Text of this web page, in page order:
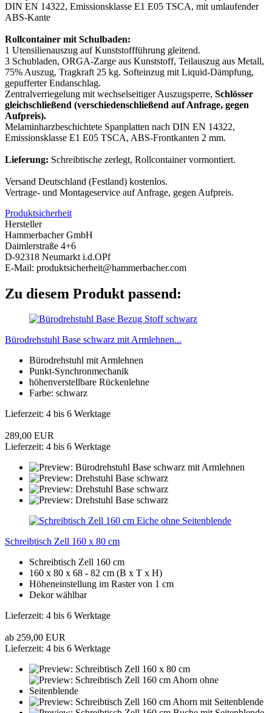
DIN EN 14322, Emissionsklasse E1 E05 TSCA, mit umlaufender
ABS-Kante
Rollcontainer mit Schulbaden:
1 Utensilienauszug auf Kunststoffführung gleitend.
3 Schubladen, ORGA-Zarge aus Kunststoff, Teilauszug aus Metall,
75% Auszug, Tragkraft 25 kg. Softeinzug mit Liquid-Dämpfung,
gepufferter Endanschlag.
Zentralverriegelung mit wechselseitiger Auszugsperre, Schlösser
gleichschließend (verschiedenschließend auf Anfrage, gegen
Aufpreis).
Melaminharzbeschichtete Spanplatten nach DIN EN 14322,
Emissionsklasse E1 E05 TSCA, ABS-Frontkanten 2 mm.
Lieferung: Schreibtische zerlegt, Rollcontainer vormontiert.
Versand Deutschland (Festland) kostenlos.
Vertrage- und Montageservice auf Anfrage, gegen Aufpreis.
Produktsicherheit
Hersteller
Hammerbacher GmbH
Daimlerstraße 4+6
D-92318 Neumarkt i.d.OPf
E-Mail: produktsicherheit@hammerbacher.com
Zu diesem Produkt passend:
Bürodrehstuhl Base schwarz mit Armlehnen...
Bürodrehstuhl mit Armlehnen
Punkt-Synchronmechanik
höhenverstellbare Rückenlehne
Farbe: schwarz
Lieferzeit: 4 bis 6 Werktage
289,00 EUR
Lieferzeit: 4 bis 6 Werktage
Schreibtisch Zell 160 x 80 cm
Schreibtisch Zell 160 cm
160 x 80 x 68 - 82 cm (B x T x H)
Höheneinstellung im Raster von 1 cm
Dekor wählbar
Lieferzeit: 4 bis 6 Werktage
ab 259,00 EUR
Lieferzeit: 4 bis 6 Werktage